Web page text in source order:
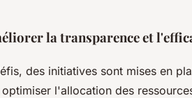
la transparence et
des initiatives sont mises en
l'allocation des